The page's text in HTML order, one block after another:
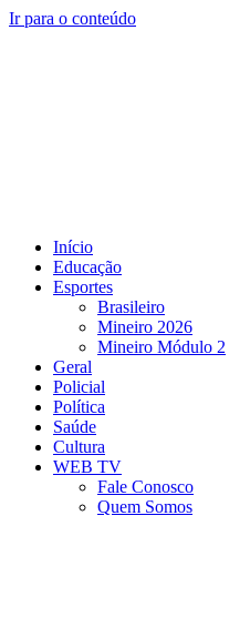
Ir para o conteúdo
Início
Educação
Esportes
Brasileiro
Mineiro 2026
Mineiro Módulo 2
Geral
Policial
Política
Saúde
Cultura
WEB TV
Fale Conosco
Quem Somos